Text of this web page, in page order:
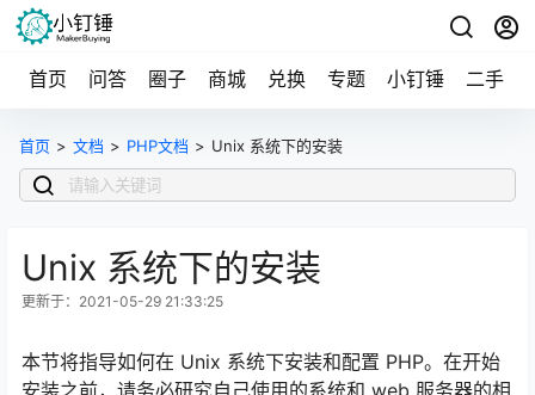
首页 问答 圈子 商城 兑换 专题 小钉锤 二手
首页 > 文档 > PHP文档 > Unix 系统下的安装
Unix 系统下的安装
更新于：2021-05-29 21:33:25
本节将指导如何在 Unix 系统下安装和配置 PHP。在开始
安装之前，请务必研究自己使用的系统和 web 服务器的相